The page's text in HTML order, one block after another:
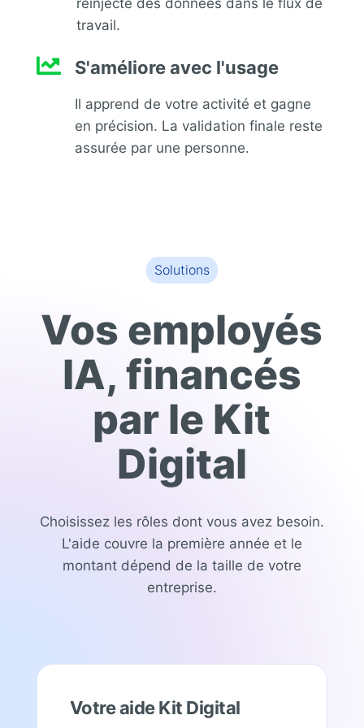
réinjecte des données dans le flux de
travail.
 S'améliore avec l'usage
Il apprend de votre activité et gagne
en précision. La validation finale reste
assurée par une personne.
Solutions
Vos employés
IA, financés
par le Kit
Digital
Choisissez les rôles dont vous avez besoin.
L'aide couvre la première année et le
montant dépend de la taille de votre
entreprise.
Votre aide Kit Digital